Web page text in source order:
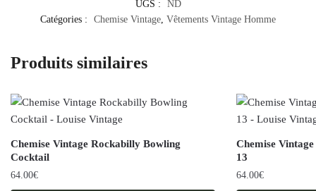
UGS :
ND
Catégories :
Chemise Vintage, Vêtements Vintage Homme
Produits similaires
Chemise Vintage Rockabilly Bowling
Cocktail
64.00€
Chemise
13
64.00€